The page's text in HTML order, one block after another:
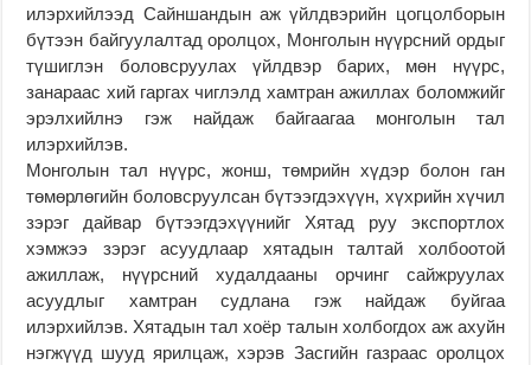
илэрхийлээд Сайншандын аж үйлдвэрийн цогцолборын
бүтээн байгуулалтад оролцох, Монголын нүүрсний ордыг
түшиглэн боловсруулах үйлдвэр барих, мөн нүүрс,
занараас хий гаргах чиглэлд хамтран ажиллах боломжийг
эрэлхийлнэ гэж найдаж байгаагаа монголын тал
илэрхийлэв.
Монголын тал нүүрс, жонш, төмрийн хүдэр болон ган
төмөрлөгийн боловсруулсан бүтээгдэхүүн, хүхрийн хүчил
зэрэг дайвар бүтээгдэхүүнийг Хятад руу экспортлох
хэмжээ зэрэг асуудлаар хятадын талтай холбоотой
ажиллаж, нүүрсний худалдааны орчинг сайжруулах
асуудлыг хамтран судлана гэж найдаж буйгаа
илэрхийлэв. Хятадын тал хоёр талын холбогдох аж ахуйн
нэгжүүд шууд ярилцаж, хэрэв Засгийн газраас оролцох